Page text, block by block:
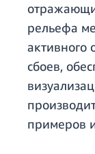
рельефа
активного
сбоев,
примеров